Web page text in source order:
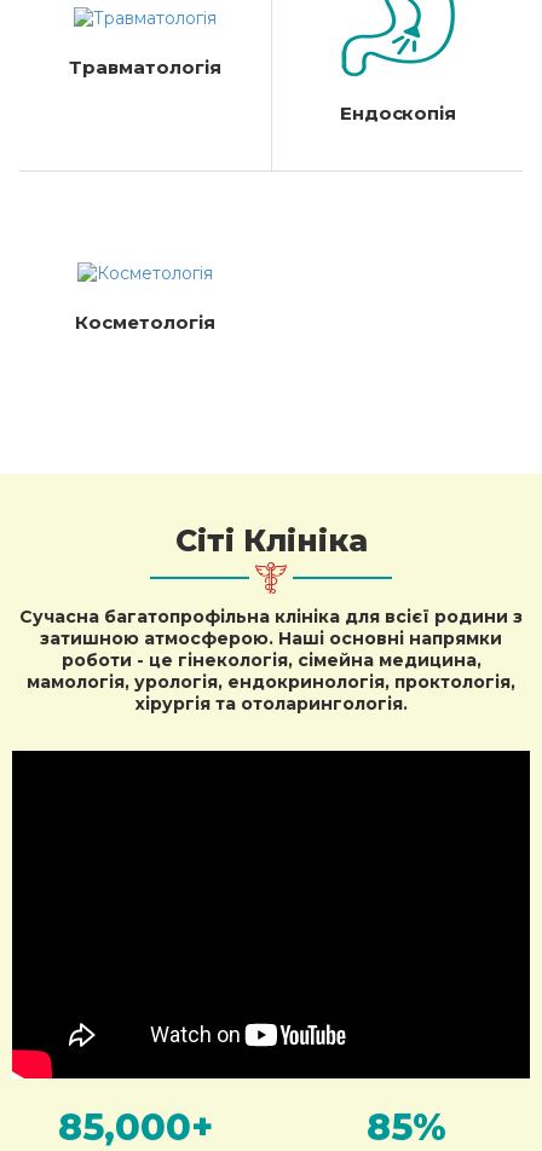
Травматологія
Ендоскопія
Косметологія
Сіті Клініка
Сучасна багатопрофільна клініка для всієї родини з
затишною атмосферою. Наші основні напрямки
роботи - це гінекологія, сімейна медицина,
мамологія, урологія, ендокринологія, проктологія,
хірургія та отоларингологія.
85,000+ 85%